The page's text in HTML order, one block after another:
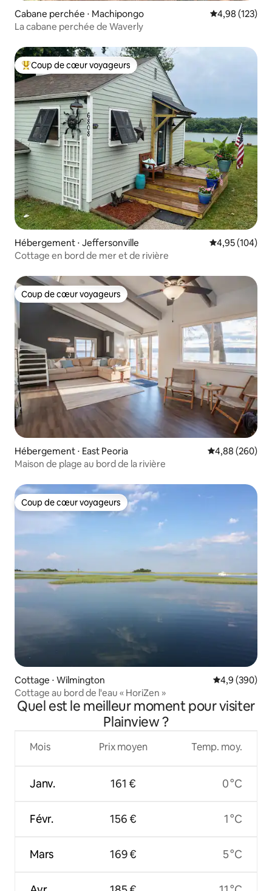
Cabane perchée ⋅ Machipongo Évaluation
4,98 (123)
La cabane perchée de Waverly
Coups de cœur voyageurs les plus appréciés
Coup de cœur voyageurs
Hébergement ⋅ Jeffersonville Évaluation
4,95 (104)
Cottage en bord de mer et de rivière
Coup de cœur voyageurs
Coup de cœur voyageurs
Hébergement ⋅ East Peoria Évaluation
4,88 (260)
Maison de plage au bord de la rivière
Coup de cœur voyageurs
Coup de cœur voyageurs
Cottage ⋅ Wilmington Évaluation
4,9 (390)
Cottage au bord de l'eau « HoriZen »
Quel est le meilleur moment pour visiter
Plainview ?
Mois
Janv.
Févr.
Mars
Prix moyen
161 €
156 €
169 €
Temp. moy.
0 °C
1 °C
5 °C